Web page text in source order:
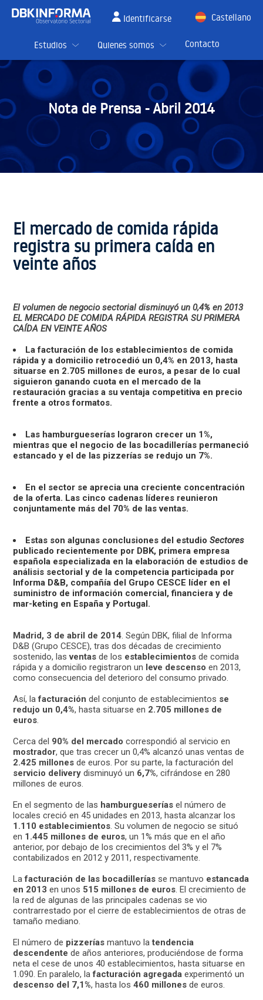
Identificarse
Castellano
Estudios
Quienes somos Contacto
Nota de Prensa -Abril 2014
El mercado de comida rápida
registra su primera caída en
veinte años
El volumen de negocio sectorial disminuyó un 0,4% en 2013
EL MERCADO DE COMIDA RÁPIDA REGISTRA SU PRIMERA
CAÍDA EN VEINTE AÑOS
La facturación de los establecimientos de comida
rápida y a domicilio retrocedió un 0,4% en 2013, hasta
situarse en 2.705 millones de euros, a pesar de lo cual
siguieron ganando cuota en el mercado de la
restauración gracias a su ventaja competitiva en precio
frente a otros formatos.
Las hamburgueserías lograron crecer un 1%,
mientras que el negocio de las bocadillerías permaneció
estancado y el de las pizzerías se redujo un 7%.
En el sector se aprecia una creciente concentración
de la oferta. Las cinco cadenas líderes reunieron
conjuntamente más del 70% de las ventas.
Estas son algunas conclusiones del estudioSectores
publicado recientemente por DBK, primera empresa
española especializada en la elaboración de estudios de
análisis sectorial y de la competencia participada por
Informa D&B, compañía del Grupo CESCE líder en el
suministro de información comercial, financiera y de
mar-keting en España y Portugal.
Madrid, 3 de abril de 2014. Según DBK, filial de Informa
D&B (Grupo CESCE), tras dos décadas de crecimiento
sostenido, lasventas de los establecimientos de comida
rápida y a domicilio registraron un leve descenso en 2013,
como consecuencia del deterioro del consumo privado.
Así, lafacturación del conjunto de establecimientos se
redujo un 0,4%, hasta situarse en 2.705 millones de
euros.
Cerca del 90% del mercado correspondió al servicio en
mostrador, que tras crecer un 0,4% alcanzó unas ventas de
2.425 millones de euros. Por su parte, la facturación del
servicio delivery disminuyó un 6,7%, cifrándose en 280
millones de euros.
En el segmento de las hamburgueserías el número de
locales creció en 45 unidades en 2013, hasta alcanzar los
1.110 establecimientos. Su volumen de negocio se situó
en 1.445 millones de euros, un 1% más que en el año
anterior, por debajo de los crecimientos del 3% y el 7%
contabilizados en 2012 y 2011, respectivamente.
Lafacturación de las bocadillerías se mantuvo estancada
en 2013 en unos 515 millones de euros. El crecimiento de
la red de algunas de las principales cadenas se vio
contrarrestado por el cierre de establecimientos de otras de
tamaño mediano.
El número de pizzerías mantuvo latendencia
descendente de años anteriores, produciéndose de forma
neta el cese de unos 40 establecimientos, hasta situarse en
1.090. En paralelo, lafacturación agregada experimentó un
descenso del 7,1%, hasta los460 millones de euros.